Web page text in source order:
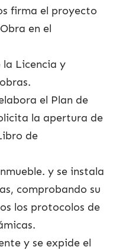
firma el proyecto
en el
Licencia y
el Plan de
la apertura de
de
y se instala
comprobando su
los protocolos de
y se expide el